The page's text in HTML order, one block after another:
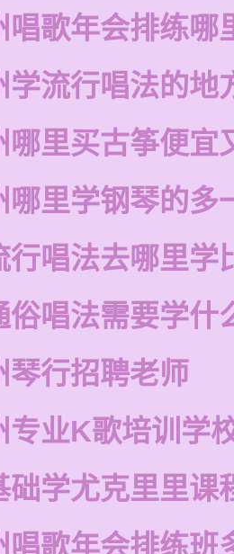
唱歌年会排练哪
学流行唱法的地
哪里买古筝便宜
哪里学钢琴的多
行唱法去哪里学
俗唱法需要学什
琴行招聘老师
专业K歌培训学
础学尤克里里课
唱歌年会排练班